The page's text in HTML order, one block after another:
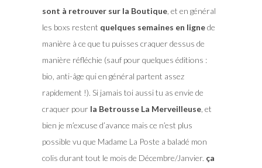
sont à retrouver sur la Boutique, et en général
les boxs restent quelques semaines en lignede
manière à ce que tu puisses craquer dessus de
manière réfléchie (sauf pour quelques éditions :
bio, anti-âge qui en général partent assez
rapidement !). Si jamais toi aussi tu as envie de
craquer pour la Betrousse La Merveilleuse, et
bien je m’excuse d’avance mais ce n’est plus
possible vu que Madame La Poste a baladé mon
colis durant tout le mois de Décembre/Janvier. ça